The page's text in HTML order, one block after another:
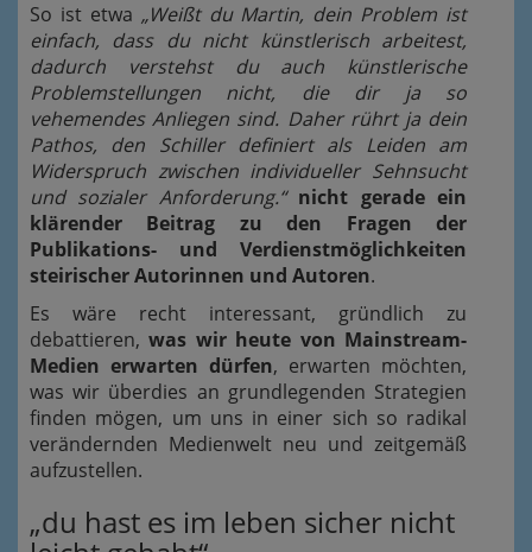
So ist etwa „Weißt du Martin, dein Problem ist
einfach, dass du nicht künstlerisch arbeitest,
dadurch verstehst du auch künstlerische
Problemstellungen nicht, die dir ja so
vehemendes Anliegen sind. Daher rührt ja dein
Pathos, den Schiller definiert als Leiden am
Widerspruch zwischen individueller Sehnsucht
und sozialer Anforderung.“ nicht gerade ein
klärender Beitrag zu den Fragen der
Publikations- und Verdienstmöglichkeiten
steirischer Autorinnen und Autoren.
Es wäre recht interessant, gründlich zu
debattieren,was wir heute von Mainstream-
Medien erwarten dürfen, erwarten möchten,
was wir überdies an grundlegenden Strategien
finden mögen, um uns in einer sich so radikal
verändernden Medienwelt neu und zeitgemäß
aufzustellen.
„du hast es im leben sicher nicht